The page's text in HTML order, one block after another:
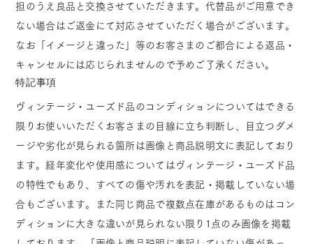
担のうえ良品と交換させていただきます。代替品がご用意でき
ない場合はご返金にて対応させていただく場合がございます。
なお「イメージと違った」等のお客さまのご都合による返品・
キャンセルには応じられませんので予めご了承ください。
特記事項
ヴィンテージ・ユーズド品のコンディションについてはできる
限りお使いいただくお客さまの目線に立ち判断し、目立つダメ
ージや劣化が見られる箇所は画像と商品説明文に表記しており
ます。経年変化や使用感についてはヴィンテージ・ユーズド品
の特性でもあり、すべての傷や汚れを表記・掲載していない場
合もございます。また同じ商品で複数点在庫があるものはコン
ディションに大きな違いが見られない限り1点のみ画像を掲載